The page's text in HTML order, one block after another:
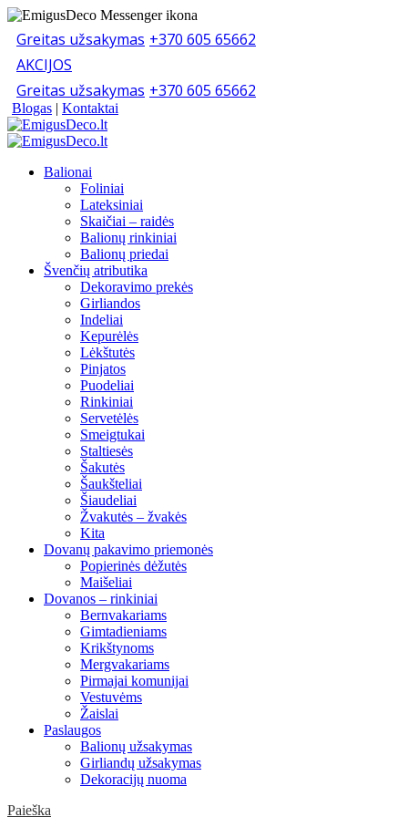
Greitas užsakymas +370 605 65662
AKCIJOS
Greitas užsakymas +370 605 65662
Blogas | Kontaktai
Balionai
Foliniai
Lateksiniai
Skaičiai – raidės
Balionų rinkiniai
Balionų priedai
Švenčių atributika
Dekoravimo prekės
Girliandos
Indeliai
Kepurėlės
Lėkštutės
Pinjatos
Puodeliai
Rinkiniai
Servetėlės
Smeigtukai
Staltiesės
Šakutės
Šaukšteliai
Šiaudeliai
Žvakutės – žvakės
Kita
Dovanų pakavimo priemonės
Popierinės dėžutės
Maišeliai
Dovanos – rinkiniai
Bernvakariams
Gimtadieniams
Krikštynoms
Mergvakariams
Pirmajai komunijai
Vestuvėms
Žaislai
Paslaugos
Balionų užsakymas
Girliandų užsakymas
Dekoracijų nuoma
Paieška